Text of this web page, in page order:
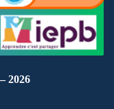
2026